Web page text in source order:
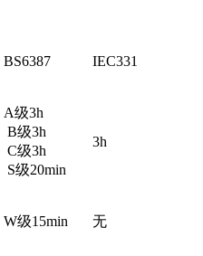
BS6387 IEC331
A级3h
B级3h
C级3h
S级20min
3h
W级15min 无